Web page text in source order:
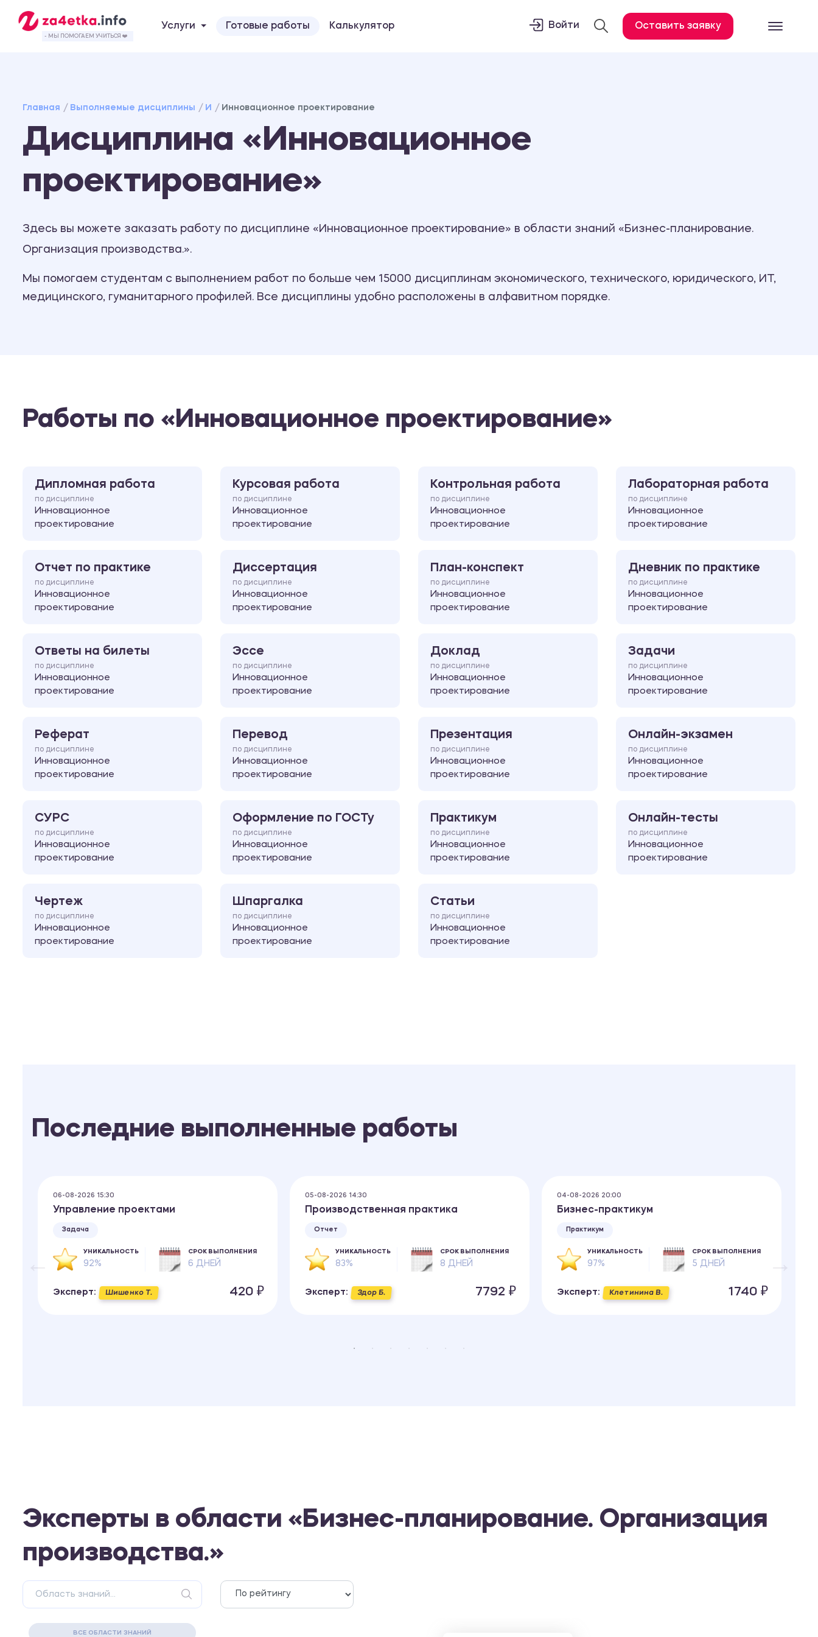
Ответы на билеты
- МЫ ПОМОГАЕМ УЧИТЬСЯ ❤️
Услуги Готовые работы Калькулятор Войти Оставить заявку
Главная Выполняемые дисциплины И Инновационное проектирование
Дисциплина «Инновационное
проектирование»
Здесь вы можете заказать работу по дисциплине «Инновационное проектирование» в области знаний «Бизнес-планирование.
Организация производства.».
Мы помогаем студентам с выполнением работ по больше чем 15000 дисциплинам экономического, технического, юридического, ИТ,
медицинского, гуманитарного профилей. Все дисциплины удобно расположены в алфавитном порядке.
Работы по «Инновационное проектирование»
Дипломная работа
по дисциплине
Инновационное
проектирование
Курсовая работа
по дисциплине
Инновационное
проектирование
Контрольная работа
по дисциплине
Инновационное
проектирование
Лабораторная работа
по дисциплине
Инновационное
проектирование
Отчет по практике
по дисциплине
Инновационное
проектирование
Диссертация
по дисциплине
Инновационное
проектирование
План-конспект
по дисциплине
Инновационное
проектирование
Дневник по практике
по дисциплине
Инновационное
проектирование
Ответы на билеты
по дисциплине
Инновационное
проектирование
Эссе
по дисциплине
Инновационное
проектирование
Доклад
по дисциплине
Инновационное
проектирование
Задачи
по дисциплине
Инновационное
проектирование
Реферат
по дисциплине
Инновационное
проектирование
Перевод
по дисциплине
Инновационное
проектирование
Презентация
по дисциплине
Инновационное
проектирование
Онлайн-экзамен
по дисциплине
Инновационное
проектирование
СУРС
по дисциплине
Инновационное
проектирование
Оформление по ГОСТу
по дисциплине
Инновационное
проектирование
Практикум
по дисциплине
Инновационное
проектирование
Онлайн-тесты
по дисциплине
Инновационное
проектирование
Чертеж
по дисциплине
Инновационное
проектирование
Шпаргалка
по дисциплине
Инновационное
проектирование
Статьи
по дисциплине
Инновационное
проектирование
Последние выполненные работы
06-08-2026 15:30
Управление проектами
Задача
УНИКАЛЬНОСТЬ
92%
СРОК ВЫПОЛНЕНИЯ
6 ДНЕЙ
Эксперт: Шишенко Т. 420 ₽
05-08-2026 14:30
Производственная практика
Отчет
УНИКАЛЬНОСТЬ
83%
СРОК ВЫПОЛНЕНИЯ
8 ДНЕЙ
Эксперт: Здор Б. 7792 ₽
04-08-2026 20:00
Бизнес-практикум
Практикум
УНИКАЛЬНОСТЬ
97%
СРОК ВЫПОЛНЕНИЯ
5 ДНЕЙ
Эксперт: Клетинина В. 1740 ₽
Эксперты в области «Бизнес-планирование. Организация
производства.»
ВСЕ ОБЛАСТИ ЗНАНИЙ